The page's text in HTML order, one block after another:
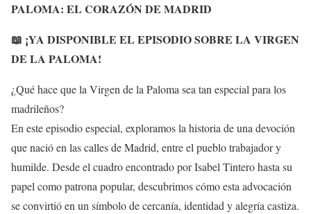
PALOMA: EL CORAZÓN DE MADRID
📖 ¡YA DISPONIBLE EL EPISODIO SOBRE LA VIRGEN
DE LA PALOMA!
¿Qué hace que la Virgen de la Paloma sea tan especial para los
madrileños?
En este episodio especial, exploramos la historia de una devoción
que nació en las calles de Madrid, entre el pueblo trabajador y
humilde. Desde el cuadro encontrado por Isabel Tintero hasta su
papel como patrona popular, descubrimos cómo esta advocación
se convirtió en un símbolo de cercanía, identidad y alegría castiza.